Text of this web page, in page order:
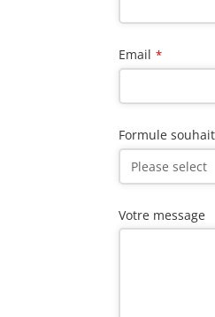
Email *
Formule
Votre message